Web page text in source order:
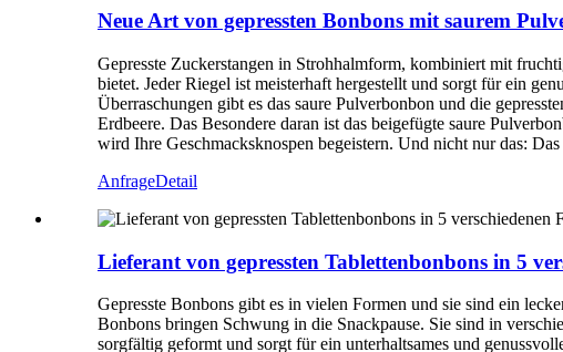
Neue Art von gepressten Bonbons mit saurem
Gepresste Zuckerstangen in Strohhalmform, kombiniert mit
bietet. Jeder Riegel ist meisterhaft hergestellt und sorgt für ein
Überraschungen gibt es das saure Pulverbonbon und die
Erdbeere. Das Besondere daran ist das beigefügte saure
wird Ihre Geschmacksknospen begeistern. Und nicht nur das:
AnfrageDetail
Lieferant von gepressten Tablettenbonbons in 5
Gepresste Bonbons gibt es in vielen Formen und sie sind ein
Bonbons bringen Schwung in die Snackpause. Sie sind in
sorgfältig geformt und sorgt für ein unterhaltsames und